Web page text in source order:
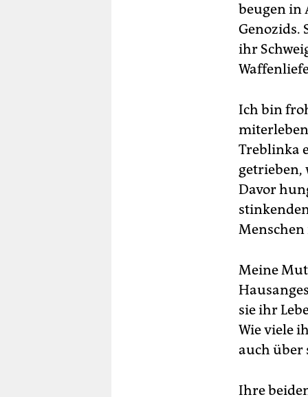
beugen in
Genozids.
ihr
Ich bin
Treblinka
getrieben,
Davor
Menschen
Meine
sie ihr
Wie viele
auch über
Ihre